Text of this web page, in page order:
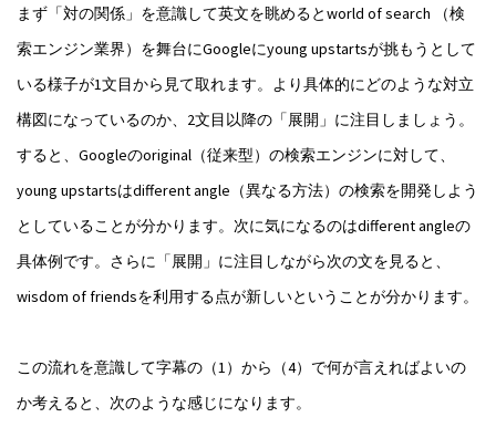
まず「対の関係」を意識して英文を眺めるとworld of search （検
索エンジン業界）を舞台にGoogleにyoung upstartsが挑もうとして
いる様子が1文目から見て取れます。より具体的にどのような対立
構図になっているのか、2文目以降の「展開」に注目しましょう。
すると、Googleのoriginal（従来型）の検索エンジンに対して、
young upstartsはdifferent angle（異なる方法）の検索を開発しよう
としていることが分かります。次に気になるのはdifferent angleの
具体例です。さらに「展開」に注目しながら次の文を見ると、
wisdom of friendsを利用する点が新しいということが分かります。
この流れを意識して字幕の（1）から（4）で何が言えればよいの
か考えると、次のような感じになります。